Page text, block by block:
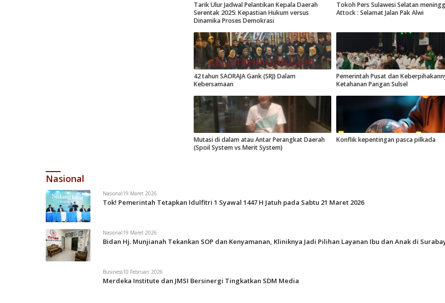
Tarik Ulur Jadwal Pelantikan Kepala Daerah
Serentak 2025: Kepastian Hukum versus
Dinamika Proses Demokrasi
Tokoh Pers Sulawesi Selatan
Attock : Selamat Jalan Pak Alwi
42 tahun SAORAJA Gank (SRJ) Dalam
Kebersamaan
Pemerintah Pusat dan
Ketahanan Pangan Sulsel
Mutasi di dalam atau Antar Perangkat Daerah
(Spoil System vs Merit System)
Konflik kepentingan pasca pilkada
Nasional
Nasional19 Maret 2026
Tok! Pemerintah Tetapkan Idulfitri 1 Syawal 1447 H Jatuh pada Sabtu 21 Maret 2026
Nasional19 Maret 2026
Bidan Hj. Munjianah Tekankan SOP dan Kenyamanan, Kliniknya Jadi Pilihan Layanan Ibu dan Anak di
Business10 Februari 2026
Merdeka Institute dan JMSI Bersinergi Tingkatkan SDM Media